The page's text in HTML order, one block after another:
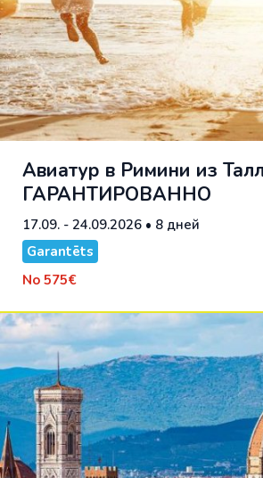
Авиатур в Римини из
ГАРАНТИРОВАННО
17.09. - 24.09.2026 • 8 дней
Garantēts
No 575€